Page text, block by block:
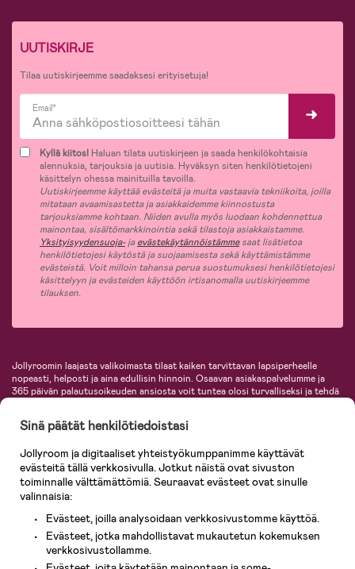
UUTISKIRJE
Tilaa uutiskirjeemme saadaksesi erityisetuja!
Email*
Kyllä kiitos! Haluan tilata uutiskirjeen ja saada henkilökohtaisia
alennuksia, tarjouksia ja uutisia. Hyväksyn siten henkilötietojeni
käsittelyn ohessa mainituilla tavoilla.
Uutiskirjeemme käyttää evästeitä ja muita vastaavia tekniikoita, joilla
mitataan avaamisastetta ja asiakkaidemme kiinnostusta
tarjouksiamme kohtaan. Niiden avulla myös luodaan kohdennettua
mainontaa, sisältömarkkinointia sekä tilastoja asiakkaistamme.
Yksityisyydensuoja-jaevästekäytännöistämmesaat lisätietoa
henkilötietojesi käytöstä ja suojaamisesta sekä käyttämistämme
evästeistä. Voit milloin tahansa perua suostumuksesi henkilötietojesi
käsittelyyn ja evästeiden käyttöön irtisanomalla uutiskirjeemme
tilauksen.
Jollyroomin laajasta valikoimasta tilaat kaiken tarvittavan lapsiperheelle
nopeasti, helposti ja aina edullisin hinnoin. Osaavan asiakaspalvelumme ja
365 päivän palautusoikeuden ansiosta voit tuntea olosi turvalliseksi ja tehdä
lastentarvikkeita sekä paljon muuta. Meiltä löydät lukuisia tunnettuja
KidKraft, Ergobaby, Philips Avent, Neonate, Cybex, LEGO ja monia muita!
Tervetuloa shoppailemaan Pohjoismaiden suurimpaan lastentarvikkeiden
verkkokauppaan!
Sinä päätät henkilötiedoistasi
Jollyroom ja digitaaliset yhteistyökumppanimme käyttävät
evästeitä tällä verkkosivulla. Jotkut näistä ovat sivuston
toiminnalle välttämättömiä. Seuraavat evästeet ovat sinulle
valinnaisia:
Evästeet, joilla analysoidaan verkkosivustomme käyttöä.
Evästeet, jotka mahdollistavat mukautetun kokemuksen
verkkosivustollamme.